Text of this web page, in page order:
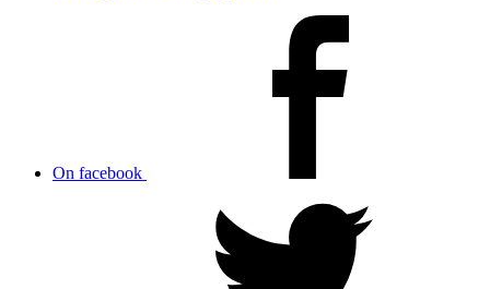
On facebook